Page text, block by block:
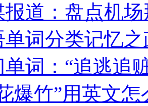
报道：盘点机
单词分类记忆
单词：“追逃追
爆竹”用英文怎